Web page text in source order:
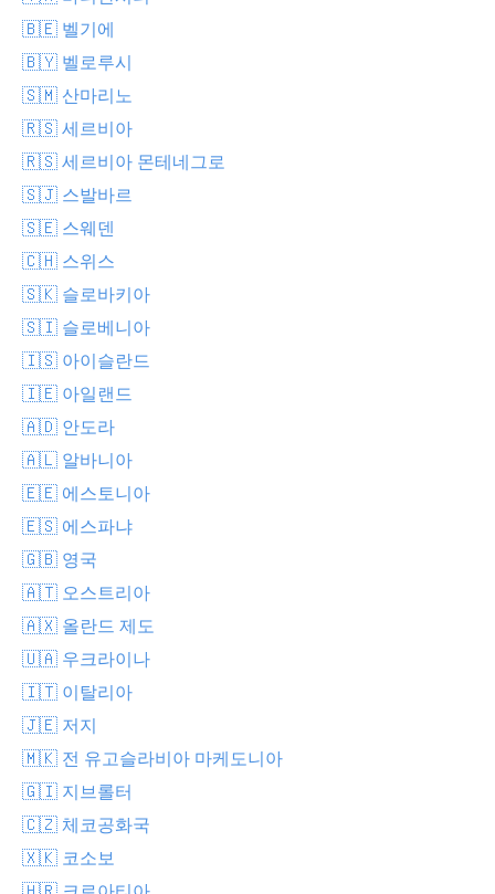
🇧🇪 벨기에
🇧🇾 벨로루시
🇸🇲 산마리노
🇷🇸 세르비아
🇷🇸 세르비아 몬테네그로
🇸🇯 스발바르
🇸🇪 스웨덴
🇨🇭 스위스
🇸🇰 슬로바키아
🇸🇮 슬로베니아
🇮🇸 아이슬란드
🇮🇪 아일랜드
🇦🇩 안도라
🇦🇱 알바니아
🇪🇪 에스토니아
🇪🇸 에스파냐
🇬🇧 영국
🇦🇹 오스트리아
🇦🇽 올란드 제도
🇺🇦 우크라이나
🇮🇹 이탈리아
🇯🇪 저지
🇲🇰 전 유고슬라비아 마케도니아
🇬🇮 지브롤터
🇨🇿 체코공화국
🇽🇰 코소보